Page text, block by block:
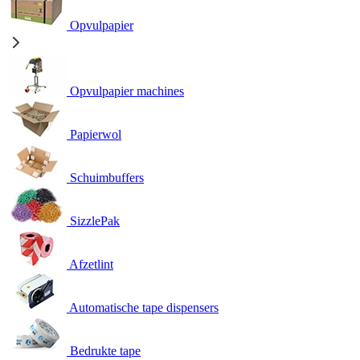
Opvulpapier
Opvulpapier machines
Papierwol
Schuimbuffers
SizzlePak
Afzetlint
Automatische tape dispensers
Bedrukte tape